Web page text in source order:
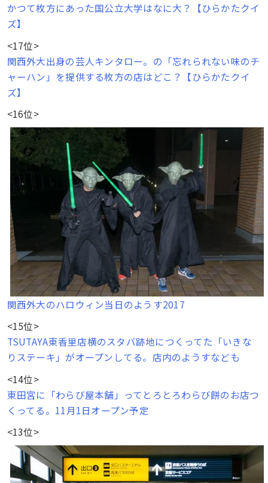
かつて枚方にあった国公立大学はなに大？【ひらかたクイ
ズ】
<17位>
関西外大出身の芸人キンタロー。の「忘れられない味のチ
ャーハン」を提供する枚方の店はどこ？【ひらかたクイ
ズ】
<16位>
関西外大のハロウィン当日のようす2017
<15位>
TSUTAYA東香里店横のスタバ跡地につくってた「いきな
りステーキ」がオープンしてる。店内のようすなども
<14位>
東田宮に「わらび屋本舗」ってとろとろわらび餅のお店つ
くってる。11月1日オープン予定
<13位>